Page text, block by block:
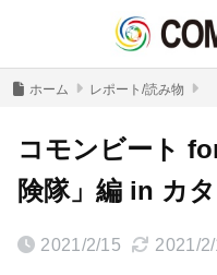
ホーム レポート/読み物
コモンビート
険隊」編 in カ
2021/2/15 2021/